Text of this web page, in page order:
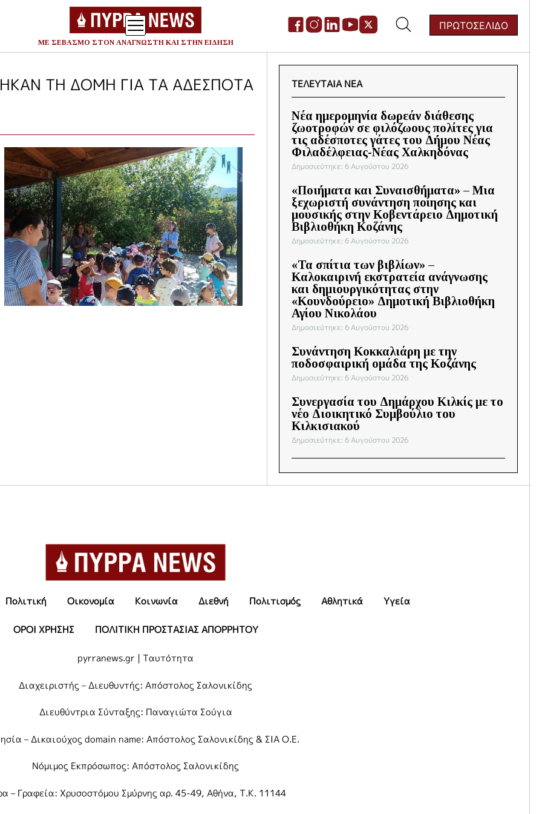
ΜΕ ΣΕΒΑΣΜΟ ΣΤΟΝ ΑΝΑΓΝΩΣΤΗ ΚΑΙ ΣΤΗΝ ΕΙΔΗΣΗ
ΠΡΩΤΟΣΕΛΙΔΟ
ΤΗ ΔΟΜΗ ΓΙΑ ΤΑ ΑΔΕΣΠΟΤΑ
ΤΕΛΕΥΤΑΙΑ ΝΕΑ
Νέα ημερομηνία δωρεάν διάθεσης
ζωοτροφών σε φιλόζωους πολίτες για
τις αδέσποτες γάτες του Δήμου Νέας
Φιλαδέλφειας-Νέας Χαλκηδόνας
Δημοσιεύτηκε: 6 Αυγούστου 2026
«Ποιήματα και Συναισθήματα» – Μια
ξεχωριστή συνάντηση ποίησης και
μουσικής στην Κοβεντάρειο Δημοτική
Βιβλιοθήκη Κοζάνης
Δημοσιεύτηκε: 6 Αυγούστου 2026
«Τα σπίτια των βιβλίων» –
Καλοκαιρινή εκστρατεία ανάγνωσης
και δημιουργικότητας στην
«Κουνδούρειο» Δημοτική Βιβλιοθήκη
Αγίου Νικολάου
Δημοσιεύτηκε: 6 Αυγούστου 2026
Συνάντηση Κοκκαλιάρη με την
ποδοσφαιρική ομάδα της Κοζάνης
Δημοσιεύτηκε: 6 Αυγούστου 2026
Συνεργασία του Δημάρχου Κιλκίς με το
νέο Διοικητικό Συμβούλιο του
Κιλκισιακού
Δημοσιεύτηκε: 6 Αυγούστου 2026
Πολιτική Οικονομία Κοινωνία Διεθνή Πολιτισμός Αθλητικά Υγεία
ΟΡΟΙ ΧΡΗΣΗΣ ΠΟΛΙΤΙΚΗ ΠΡΟΣΤΑΣΙΑΣ ΑΠΟΡΡΗΤΟΥ
pyrranews.gr | Ταυτότητα
Διαχειριστής – Διευθυντής: Απόστολος Σαλονικίδης
Διευθύντρια Σύνταξης: Παναγιώτα Σούγια
– Δικαιούχος domain name: Απόστολος Σαλονικίδης & ΣΙΑ Ο.Ε.
Νόμιμος Εκπρόσωπος: Απόστολος Σαλονικίδης
– Γραφεία: Χρυσοστόμου Σμύρνης αρ. 45-49, Αθήνα, Τ.Κ. 11144